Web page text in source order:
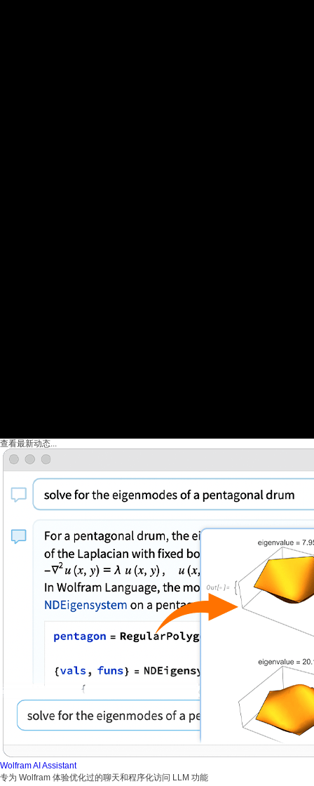
查看最新动态...
Wolfram AI Assistant
专为 Wolfram 体验优化过的聊天和程序化访问 LLM 功能